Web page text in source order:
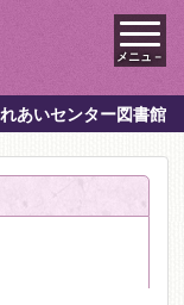
メニュ－
あいセンター図書館